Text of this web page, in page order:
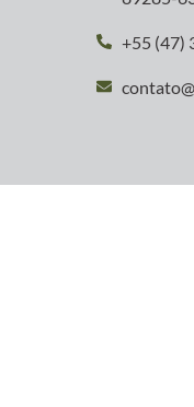
+55 (47)